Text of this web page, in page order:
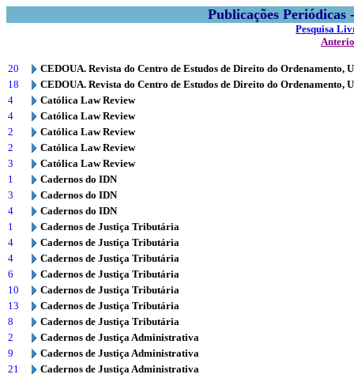
Publicações
Pesquisa
20
CEDOUA. Revista do Centro de Estudos de Direito do Ordenamento,
18
CEDOUA. Revista do Centro de Estudos de Direito do Ordenamento,
4
Católica Law Review
4
Católica Law Review
2
Católica Law Review
2
Católica Law Review
3
Católica Law Review
1
Cadernos do IDN
3
Cadernos do IDN
4
Cadernos do IDN
1
Cadernos de Justiça Tributária
4
Cadernos de Justiça Tributária
4
Cadernos de Justiça Tributária
6
Cadernos de Justiça Tributária
10
Cadernos de Justiça Tributária
13
Cadernos de Justiça Tributária
8
Cadernos de Justiça Tributária
2
Cadernos de Justiça Administrativa
9
Cadernos de Justiça Administrativa
21
Cadernos de Justiça Administrativa